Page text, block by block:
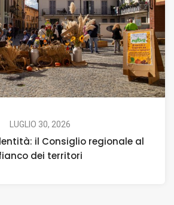
LUGLIO 30, 2026
il Consiglio regionale al
dei territori